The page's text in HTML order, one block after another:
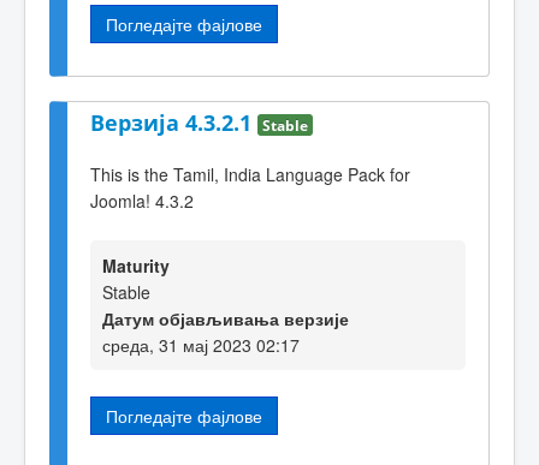
Погледајте фајлове
Верзија 4.3.2.1 Stable
This is the Tamil, India Language Pack for
Joomla! 4.3.2
Maturity
Stable
Датум објављивања верзије
среда, 31 мај 2023 02:17
Погледајте фајлове